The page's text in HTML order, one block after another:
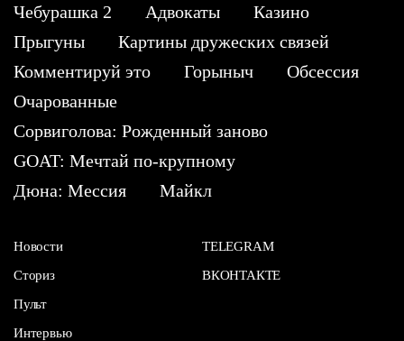
Чебурашка 2
Адвокаты
Казино
Прыгуны
Картины дружеских связей
Комментируй это
Горыныч
Обсессия
Очарованные
Сорвиголова: Рожденный заново
GOAT: Мечтай по-крупному
Дюна: Мессия
Майкл
Новости
Сториз
Пульт
Интервью
TELEGRAM
ВКОНТАКТЕ